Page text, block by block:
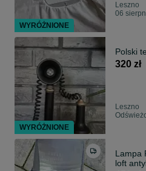
Leszno
06
Polski
320 zł
Leszno
Lampa
loft
WYRÓŻNIONE
WYRÓŻNIONE